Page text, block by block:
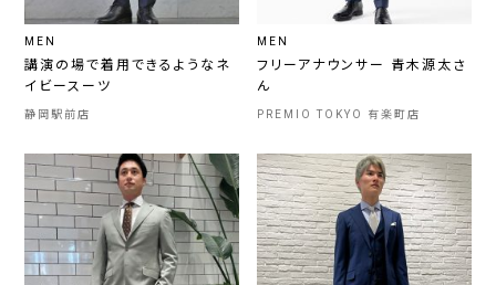
MEN
講演の場で着用できるようなネ
イビースーツ
静岡駅前店
MEN
フリーアナウンサー 青木源太さ
ん
PREMIO TOKYO 有楽町店